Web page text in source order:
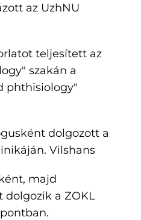
az UzhNU
teljesített az
szakán a
phthisiology"
dolgozott a
Vilshans
majd
dolgozik a ZOKL